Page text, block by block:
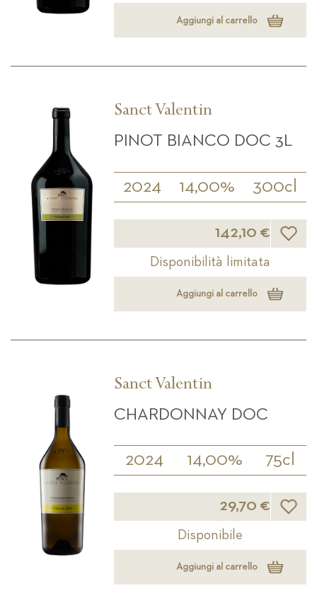
Aggiungi al carrello
Sanct Valentin
PINOT BIANCO DOC 3L
2024 14,00% 300cl
142,10 €
Disponibilità limitata
Aggiungi al carrello
Sanct Valentin
CHARDONNAY DOC
2024 14,00% 75cl
29,70 € Lista
Disponibile
Aggiungi al carrello